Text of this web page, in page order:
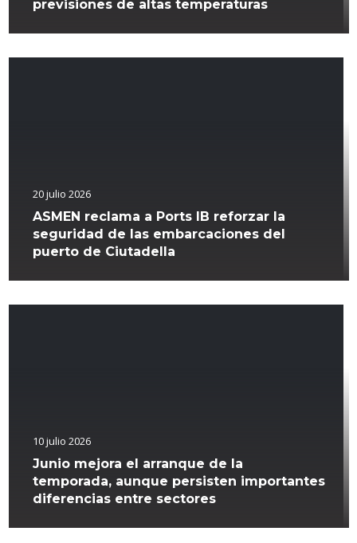
previsiones de altas temperaturas
20 julio 2026
ASMEN reclama a Ports IB reforzar la
seguridad de las embarcaciones del
puerto de Ciutadella
10 julio 2026
Junio mejora el arranque de la
temporada, aunque persisten importantes
diferencias entre sectores